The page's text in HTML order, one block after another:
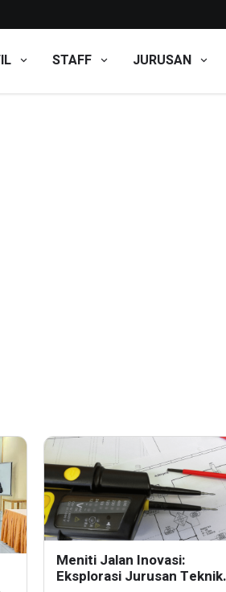
STAFF JURUSAN
Meniti Jalan Inovasi:
Eksplorasi Jurusan Teknik